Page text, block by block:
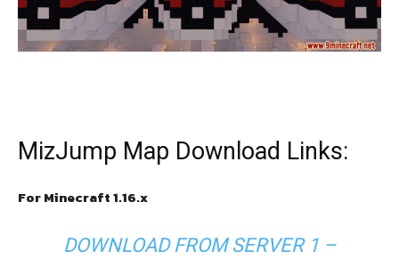
MizJump Map Download Links:
For Minecraft 1.16.x
DOWNLOAD FROM SERVER 1 –